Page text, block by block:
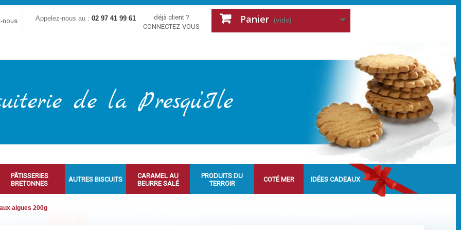
nous Appelez-nous au : 02 97 41 99 61
déjà client ?
CONNECTEZ-VOUS
Panier (vide)
PÂTISSERIES
BRETONNES
AUTRES BISCUITS
CARAMEL AU
BEURRE SALÉ
PRODUITS DU
TERROIR
COTÉ MER IDÉES CADEAUX
algues 200g